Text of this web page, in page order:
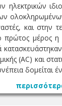
ηλεκτρικών
και στην
μέρος η
(AC) και
δομείται